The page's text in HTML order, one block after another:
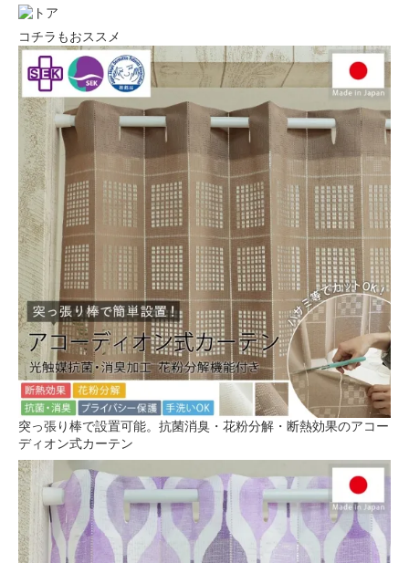
コチラもおススメ
突っ張り棒で設置可能。抗菌消臭・花粉分解・断熱効果のアコー
ディオン式カーテン